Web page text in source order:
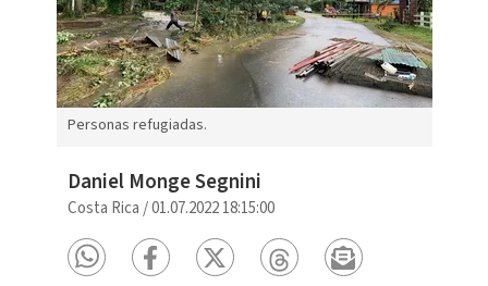
Personas refugiadas.
Daniel Monge Segnini
Costa Rica /01.07.2022 18:15:00